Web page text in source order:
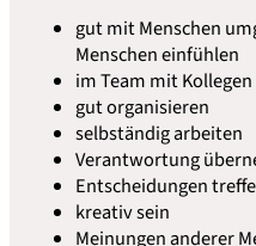
gut mit Menschen
Menschen einfühlen
im Team mit
gut organisieren
selbständig arbeiten
Verantwortung
Entscheidungen
kreativ sein
Meinungen anderer